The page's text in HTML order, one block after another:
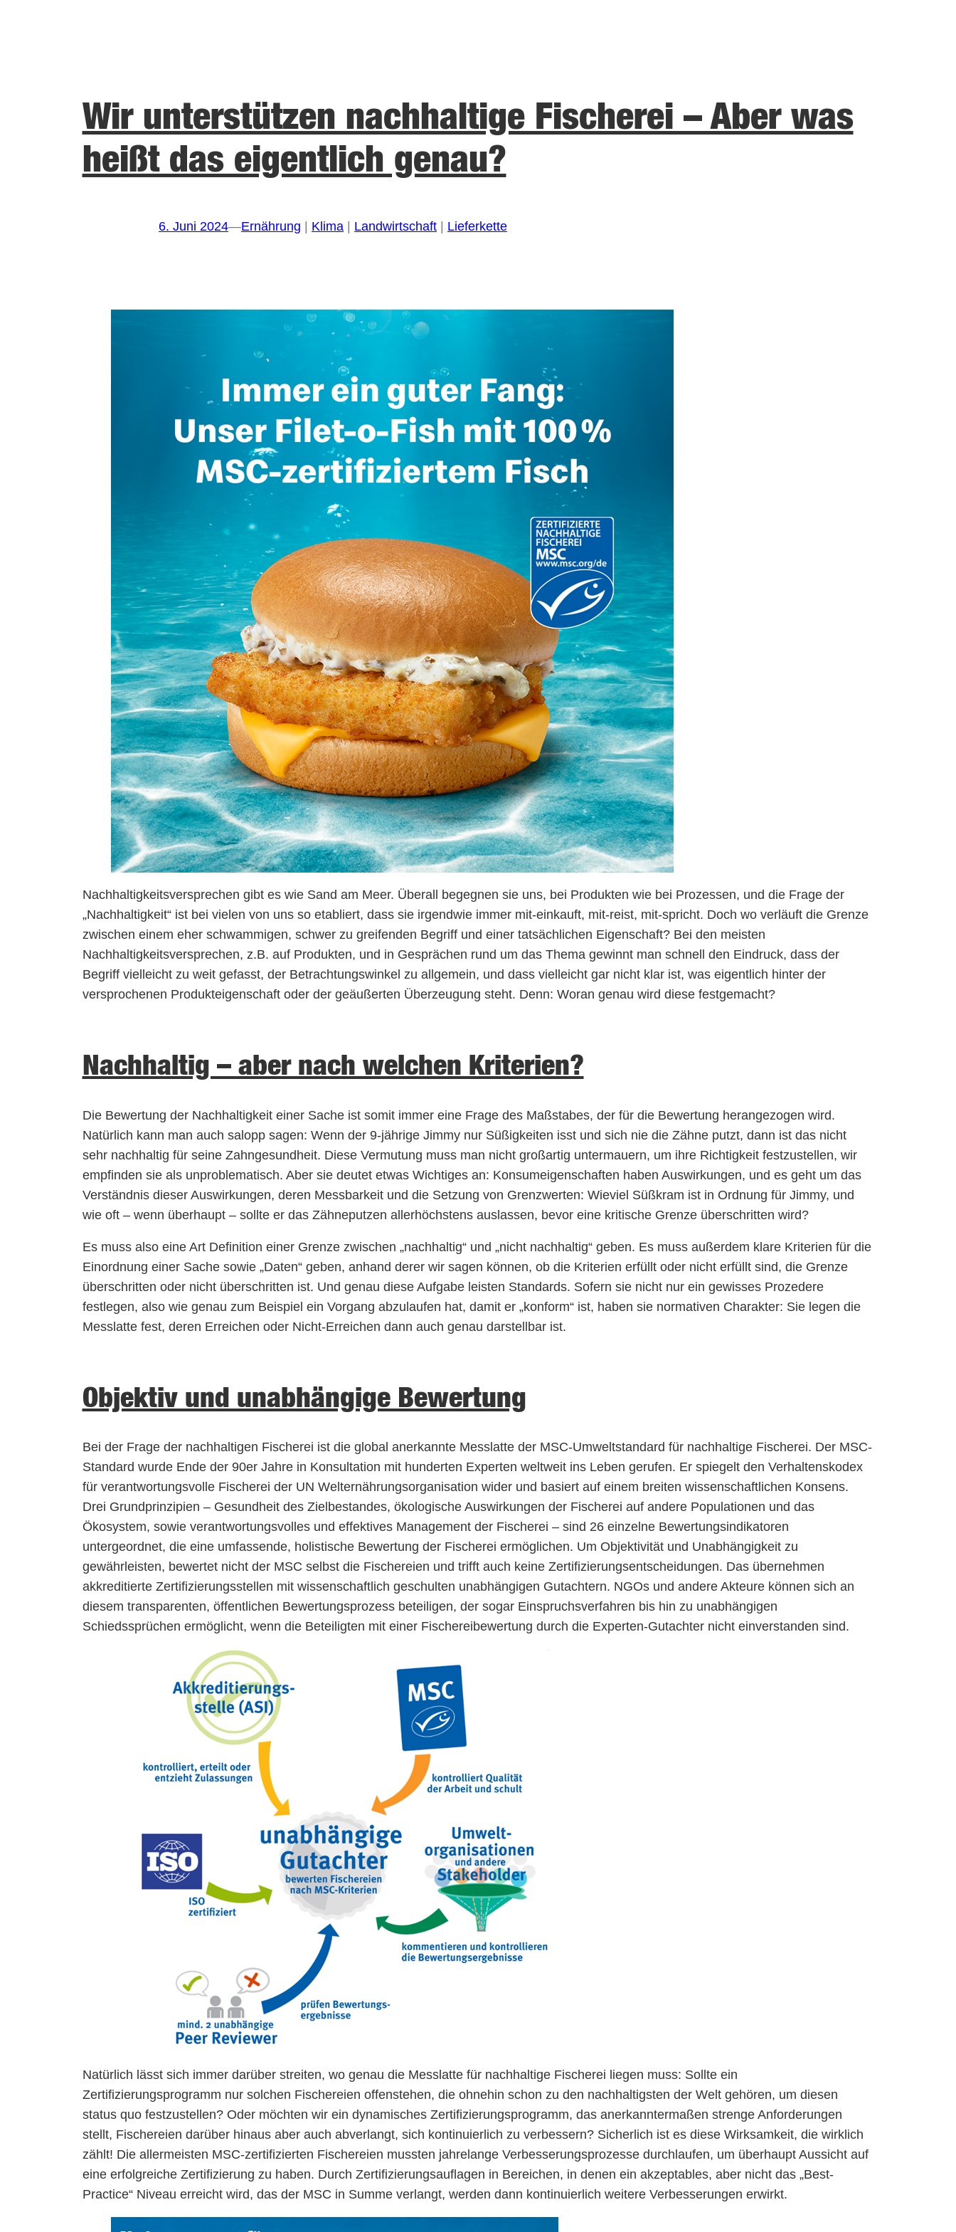
Wir unterstützen nachhaltige Fischerei – Aber was
heißt das eigentlich genau?
6. Juni 2024—Ernährung Klima Landwirtschaft Lieferkette
Nachhaltigkeitsversprechen gibt es wie Sand am Meer. Überall begegnen sie uns, bei Produkten wie bei Prozessen, und die Frage der
„Nachhaltigkeit“ ist bei vielen von uns so etabliert, dass sie irgendwie immer mit-einkauft, mit-reist, mit-spricht. Doch wo verläuft die Grenze
zwischen einem eher schwammigen, schwer zu greifenden Begriff und einer tatsächlichen Eigenschaft? Bei den meisten
Nachhaltigkeitsversprechen, z.B. auf Produkten, und in Gesprächen rund um das Thema gewinnt man schnell den Eindruck, dass der
Begriff vielleicht zu weit gefasst, der Betrachtungswinkel zu allgemein, und dass vielleicht gar nicht klar ist, was eigentlich hinter der
versprochenen Produkteigenschaft oder der geäußerten Überzeugung steht. Denn: Woran genau wird diese festgemacht?
Nachhaltig – aber nach welchen Kriterien?
Die Bewertung der Nachhaltigkeit einer Sache ist somit immer eine Frage des Maßstabes, der für die Bewertung herangezogen wird.
Natürlich kann man auch salopp sagen: Wenn der 9-jährige Jimmy nur Süßigkeiten isst und sich nie die Zähne putzt, dann ist das nicht
sehr nachhaltig für seine Zahngesundheit. Diese Vermutung muss man nicht großartig untermauern, um ihre Richtigkeit festzustellen, wir
empfinden sie als unproblematisch. Aber sie deutet etwas Wichtiges an: Konsumeigenschaften haben Auswirkungen, und es geht um das
Verständnis dieser Auswirkungen, deren Messbarkeit und die Setzung von Grenzwerten: Wieviel Süßkram ist in Ordnung für Jimmy, und
wie oft – wenn überhaupt – sollte er das Zähneputzen allerhöchstens auslassen, bevor eine kritische Grenze überschritten wird?
Es muss also eine Art Definition einer Grenze zwischen „nachhaltig“ und „nicht nachhaltig“ geben. Es muss außerdem klare Kriterien für die
Einordnung einer Sache sowie „Daten“ geben, anhand derer wir sagen können, ob die Kriterien erfüllt oder nicht erfüllt sind, die Grenze
überschritten oder nicht überschritten ist. Und genau diese Aufgabe leisten Standards. Sofern sie nicht nur ein gewisses Prozedere
festlegen, also wie genau zum Beispiel ein Vorgang abzulaufen hat, damit er „konform“ ist, haben sie normativen Charakter: Sie legen die
Messlatte fest, deren Erreichen oder Nicht-Erreichen dann auch genau darstellbar ist.
Objektiv und unabhängige Bewertung
Bei der Frage der nachhaltigen Fischerei ist die global anerkannte Messlatte der MSC-Umweltstandard für nachhaltige Fischerei. Der MSC-
Standard wurde Ende der 90er Jahre in Konsultation mit hunderten Experten weltweit ins Leben gerufen. Er spiegelt den Verhaltenskodex
für verantwortungsvolle Fischerei der UN Welternährungsorganisation wider und basiert auf einem breiten wissenschaftlichen Konsens.
Drei Grundprinzipien – Gesundheit des Zielbestandes, ökologische Auswirkungen der Fischerei auf andere Populationen und das
Ökosystem, sowie verantwortungsvolles und effektives Management der Fischerei – sind 26 einzelne Bewertungsindikatoren
untergeordnet, die eine umfassende, holistische Bewertung der Fischerei ermöglichen. Um Objektivität und Unabhängigkeit zu
gewährleisten, bewertet nicht der MSC selbst die Fischereien und trifft auch keine Zertifizierungsentscheidungen. Das übernehmen
akkreditierte Zertifizierungsstellen mit wissenschaftlich geschulten unabhängigen Gutachtern. NGOs und andere Akteure können sich an
diesem transparenten, öffentlichen Bewertungsprozess beteiligen, der sogar Einspruchsverfahren bis hin zu unabhängigen
Schiedssprüchen ermöglicht, wenn die Beteiligten mit einer Fischereibewertung durch die Experten-Gutachter nicht einverstanden sind.
Natürlich lässt sich immer darüber streiten, wo genau die Messlatte für nachhaltige Fischerei liegen muss: Sollte ein
Zertifizierungsprogramm nur solchen Fischereien offenstehen, die ohnehin schon zu den nachhaltigsten der Welt gehören, um diesen
status quo festzustellen? Oder möchten wir ein dynamisches Zertifizierungsprogramm, das anerkanntermaßen strenge Anforderungen
stellt, Fischereien darüber hinaus aber auch abverlangt, sich kontinuierlich zu verbessern? Sicherlich ist es diese Wirksamkeit, die wirklich
zählt! Die allermeisten MSC-zertifizierten Fischereien mussten jahrelange Verbesserungsprozesse durchlaufen, um überhaupt Aussicht auf
eine erfolgreiche Zertifizierung zu haben. Durch Zertifizierungsauflagen in Bereichen, in denen ein akzeptables, aber nicht das „Best-
Practice“ Niveau erreicht wird, das der MSC in Summe verlangt, werden dann kontinuierlich weitere Verbesserungen erwirkt.